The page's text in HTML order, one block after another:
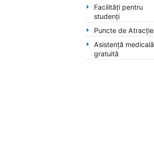
Facilități pentru
studenți
Puncte de Atracție
Asistență medicală
gratuită